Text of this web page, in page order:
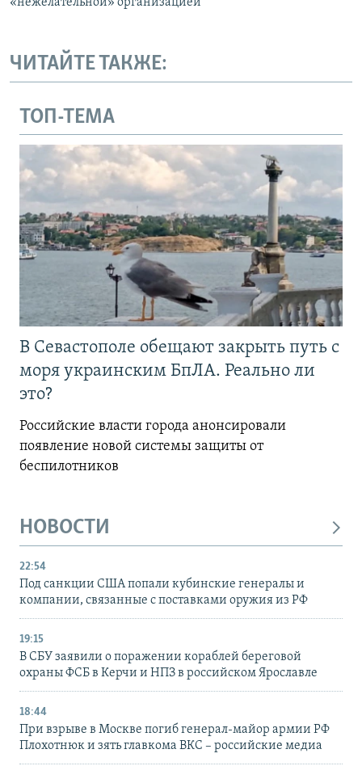
«нежелательной» организацией
ЧИТАЙТЕ ТАКЖЕ:
ТОП-ТЕМА
В Севастополе обещают закрыть путь с
моря украинским БпЛА. Реально ли
это?
Российские власти города анонсировали
появление новой системы защиты от
беспилотников
НОВОСТИ
22:54
Под санкции США попали кубинские генералы и
компании, связанные с поставками оружия из РФ
19:15
В СБУ заявили о поражении кораблей береговой
охраны ФСБ в Керчи и НПЗ в российском Ярославле
18:44
При взрыве в Москве погиб генерал-майор армии РФ
Плохотнюк и зять главкома ВКС – российские медиа